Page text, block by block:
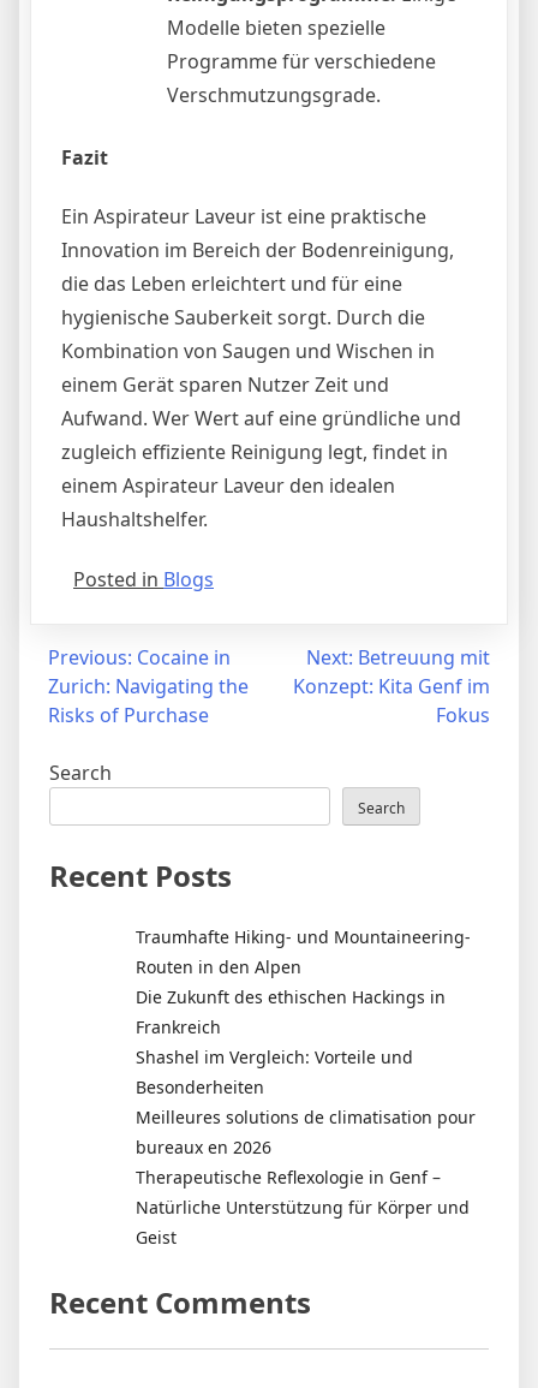
Modelle bieten spezielle
Programme für verschiedene
Verschmutzungsgrade.
Fazit
Ein Aspirateur Laveur ist eine praktische
Innovation im Bereich der Bodenreinigung,
die das Leben erleichtert und für eine
hygienische Sauberkeit sorgt. Durch die
Kombination von Saugen und Wischen in
einem Gerät sparen Nutzer Zeit und
Aufwand. Wer Wert auf eine gründliche und
zugleich effiziente Reinigung legt, findet in
einem Aspirateur Laveur den idealen
Haushaltshelfer.
Posted in Blogs
Post
navigation
Previous: Cocaine in
Zurich: Navigating the
Risks of Purchase
Next: Betreuung mit
Konzept: Kita Genf im
Fokus
Search
Search
Recent Posts
Traumhafte Hiking- und Mountaineering-
Routen in den Alpen
Die Zukunft des ethischen Hackings in
Frankreich
Shashel im Vergleich: Vorteile und
Besonderheiten
Meilleures solutions de climatisation pour
bureaux en 2026
Therapeutische Reflexologie in Genf –
Natürliche Unterstützung für Körper und
Geist
Recent Comments